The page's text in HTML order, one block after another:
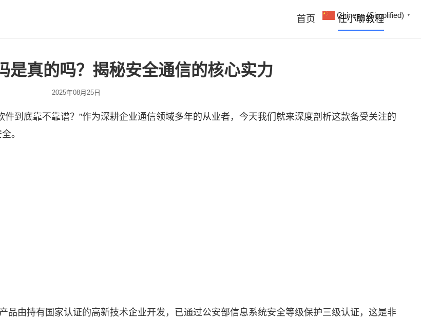
首页 任小聊教程
是真的吗？揭秘安全通信的核心实力
2025年08月25日
件到底靠不靠谱？”作为深耕企业通信领域多年的从业者，今天我们就来深度剖析这款备受关注的
。
品由持有国家认证的高新技术企业开发，已通过公安部信息系统安全等级保护三级认证，这是非
Chinese (Simplified) ▼